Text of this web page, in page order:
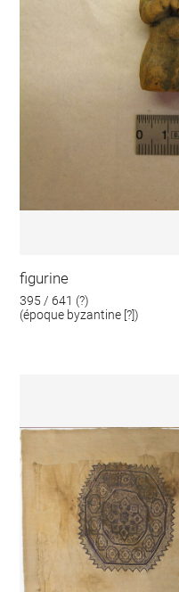
figurine
395 / 641 (?)
(époque byzantine [?])